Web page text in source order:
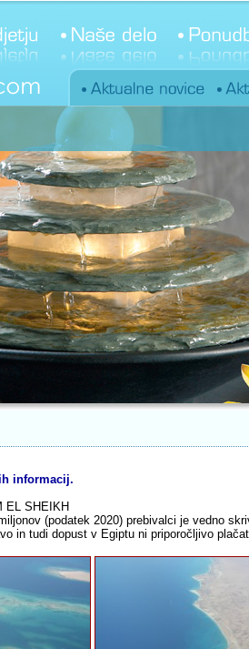
informacij.
EL SHEIKH
(podatek 2020) prebivalci je vedno
in tudi dopust v Egiptu ni priporočljivo